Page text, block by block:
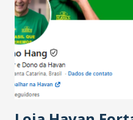
bares e restaurantes
registraram equilíbrio
estabelecimentos no
do observado no mês
novembro. Em relação a
cresceu. De acordo com a